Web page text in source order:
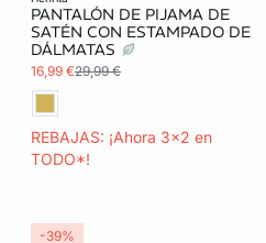
PANTALÓN DE PIJAMA DE
SATÉN CON ESTAMPADO DE
DÁLMATAS
16,99 €29,99 €
REBAJAS: ¡Ahora 3x2 en
TODO*!
-39%